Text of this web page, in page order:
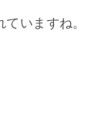
いますね。